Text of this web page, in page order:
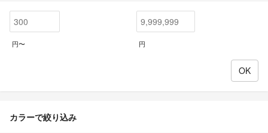
円〜 円
カラーで絞り込み